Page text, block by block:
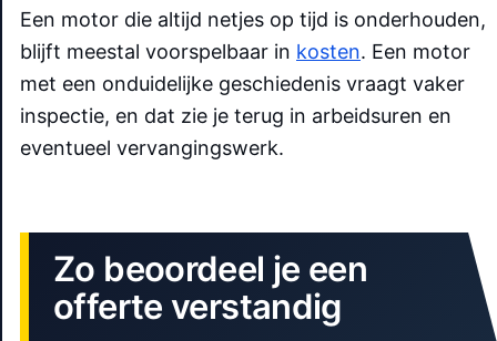
Een motor die altijd netjes op tijd is onderhouden,
blijft meestal voorspelbaar in kosten. Een motor
met een onduidelijke geschiedenis vraagt vaker
inspectie, en dat zie je terug in arbeidsuren en
eventueel vervangingswerk.
Zo beoordeel je een
offerte verstandig